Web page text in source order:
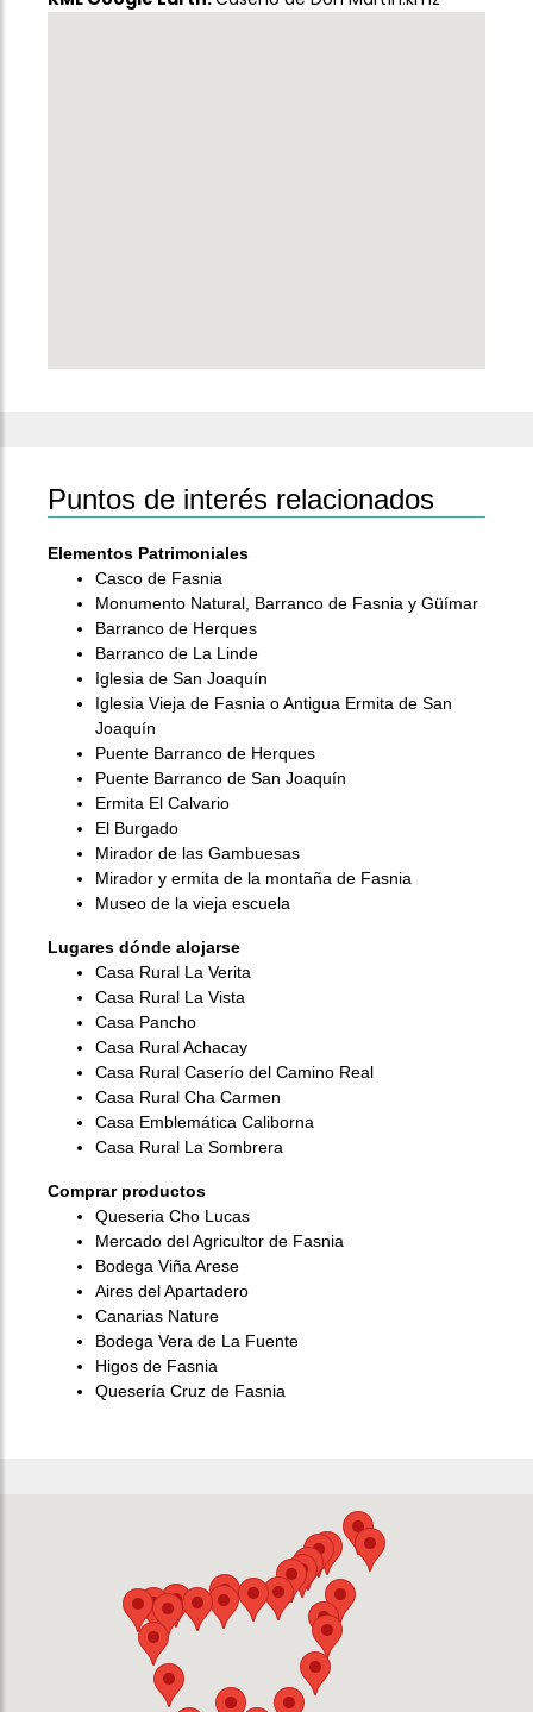
Puntos de interés relacionados
Elementos Patrimoniales
Casco de Fasnia
Monumento Natural, Barranco de Fasnia y Güímar
Barranco de Herques
Barranco de La Linde
Iglesia de San Joaquín
Iglesia Vieja de Fasnia o Antigua Ermita de San
Joaquín
Puente Barranco de Herques
Puente Barranco de San Joaquín
Ermita El Calvario
El Burgado
Mirador de las Gambuesas
Mirador y ermita de la montaña de Fasnia
Museo de la vieja escuela
Lugares dónde alojarse
Casa Rural La Verita
Casa Rural La Vista
Casa Pancho
Casa Rural Achacay
Casa Rural Caserío del Camino Real
Casa Rural Cha Carmen
Casa Emblemática Caliborna
Casa Rural La Sombrera
Comprar productos
Queseria Cho Lucas
Mercado del Agricultor de Fasnia
Bodega Viña Arese
Aires del Apartadero
Canarias Nature
Bodega Vera de La Fuente
Higos de Fasnia
Quesería Cruz de Fasnia